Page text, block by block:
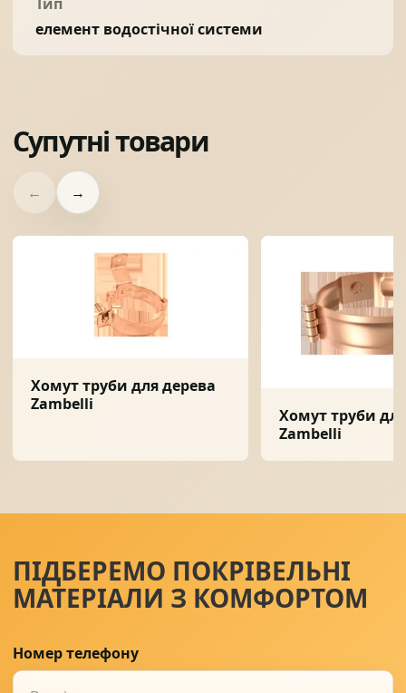
елемент водостічної системи
Супутні товари
← →
Хомут труби для дерева
Zambelli
Хомут труби
Zambelli
ПІДБЕРЕМО ПОКРІВЕЛЬНІ
МАТЕРІАЛИ З КОМФОРТОМ
Номер телефону